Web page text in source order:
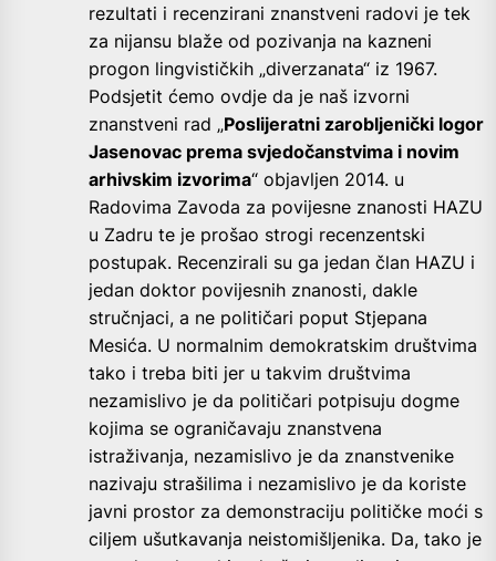
rezultati i recenzirani znanstveni radovi je tek
za nijansu blaže od pozivanja na kazneni
progon lingvističkih „diverzanata“ iz 1967.
Podsjetit ćemo ovdje da je naš izvorni
znanstveni rad „Poslijeratni zarobljenički logor
Jasenovac prema svjedočanstvima i novim
arhivskim izvorima“ objavljen 2014. u
Radovima Zavoda za povijesne znanosti HAZU
u Zadru te je prošao strogi recenzentski
postupak. Recenzirali su ga jedan član HAZU i
jedan doktor povijesnih znanosti, dakle
stručnjaci, a ne političari poput Stjepana
Mesića. U normalnim demokratskim društvima
tako i treba biti jer u takvim društvima
nezamislivo je da političari potpisuju dogme
kojima se ograničavaju znanstvena
istraživanja, nezamislivo je da znanstvenike
nazivaju strašilima i nezamislivo je da koriste
javni prostor za demonstraciju političke moći s
ciljem ušutkavanja neistomišljenika. Da, tako je